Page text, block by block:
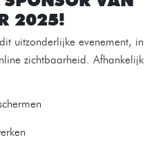
2025!
uitzonderlijke evenement, in
zichtbaarheid. Afhankelijk